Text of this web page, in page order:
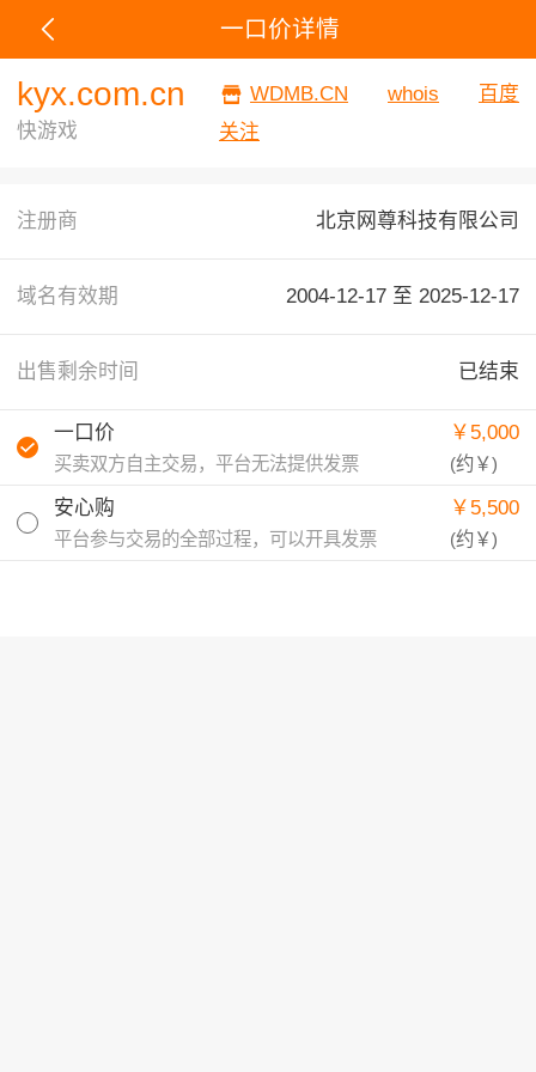
一口价详情
kyx.com.cn
快游戏
WDMB.CN whois
百度
关注
注册商 北京网尊科技有限公司
域名有效期 2004-12-17 至 2025-12-17
出售剩余时间 已结束
一口价
买卖双方自主交易，平台无法提供发票
￥5,000
(约￥)
安心购
平台参与交易的全部过程，可以开具发票
￥5,500
(约￥)